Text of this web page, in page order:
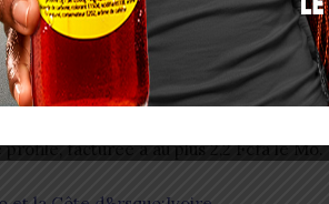
79 FCFA par minute, tandis que les
FCFA par minute. En ce qui concerne
facturée à au plus 2,2 Fcfa le Mo.